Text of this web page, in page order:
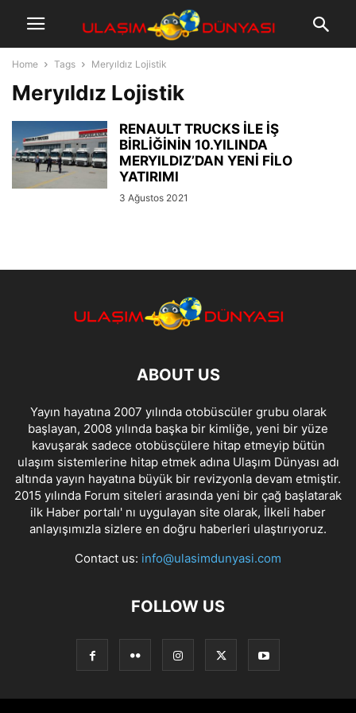
Home Tags Meryıldız Lojistik
Meryıldız Lojistik
RENAULT TRUCKS İLE İŞ
BİRLİĞİNİN 10.YILINDA
MERYILDIZ’DAN YENİ FİLO
YATIRIMI
3 Ağustos 2021
ABOUT US
Yayın hayatına 2007 yılında otobüscüler grubu olarak
başlayan, 2008 yılında başka bir kimliğe, yeni bir yüze
kavuşarak sadece otobüsçülere hitap etmeyip bütün
ulaşım sistemlerine hitap etmek adına Ulaşım Dünyası adı
altında yayın hayatına büyük bir revizyonla devam etmiştir.
2015 yılında Forum siteleri arasında yeni bir çağ başlatarak
ilk Haber portalı' nı uygulayan site olarak, İlkeli haber
anlayışımızla sizlere en doğru haberleri ulaştırıyoruz.
Contact us: info@ulasimdunyasi.com
FOLLOW US